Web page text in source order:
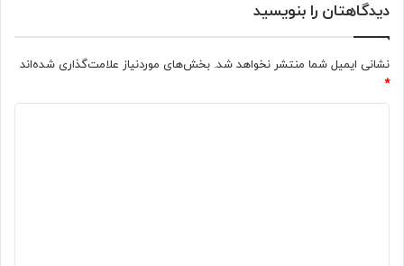
دیدگاهتان را بنویسید
نشانی ایمیل شما منتشر نخواهد شد. بخش‌های موردنیاز علامت‌گذاری شده‌اند
*